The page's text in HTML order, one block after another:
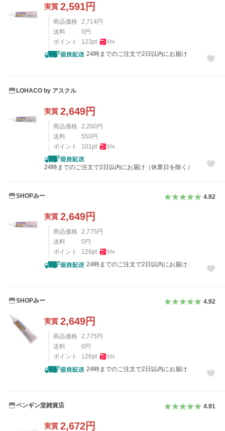
実質 2,591円
商品価格 2,714円
送料
0円
ポイント
123pt 5%
24時までのご注文で2日以内にお届け
LOHACO by アスクル
実質 2,649円
商品価格 2,200円
送料
550円
ポイント
101 pt 5%
24時までのご注文で2日以内にお届け（休業日を除く）
SHOPみー 4.92
実質 2,649円
商品価格 2,775 円
送料
0 円
ポイント
126pt 5%
24時までのご注文で2日以内にお届け
SHOPみー 4.92
実質 2,649円
商品価格 2,775 円
送料
0 円
ポイント
126pt 5%
24時までのご注文で2日以内にお届け
ペンギン堂雑貨店 4.91
実質 2,672円